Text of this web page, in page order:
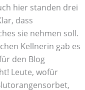
hier standen drei
dass
sie nehmen soll.
Kellnerin gab es
den Blog
Leute, wofür